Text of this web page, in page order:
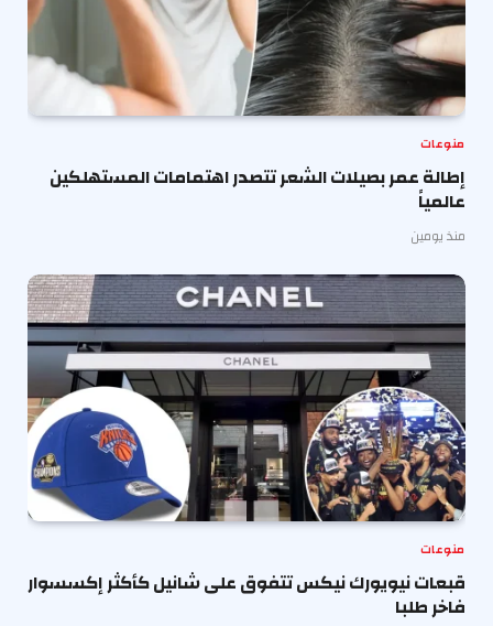
منوعات
إطالة عمر بصيلات الشعر تتصدر اهتمامات المستهلكين
عالمياً
منذ يومين
منوعات
قبعات نيويورك نيكس تتفوق على شانيل كأكثر إكسسوار
فاخر طلبا